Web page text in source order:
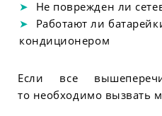
Не поврежден ли
Работают ли
кондиционером
Если все
то необходимо вызвать